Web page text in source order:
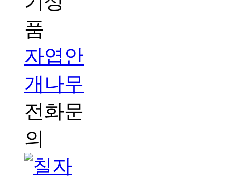
자엽안
개나무
전화문
의